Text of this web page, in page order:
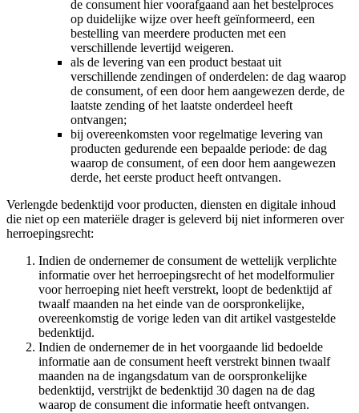
de consument hier voorafgaand aan het bestelproces
op duidelijke wijze over heeft geïnformeerd, een
bestelling van meerdere producten met een
verschillende levertijd weigeren.
als de levering van een product bestaat uit
verschillende zendingen of onderdelen: de dag waarop
de consument, of een door hem aangewezen derde, de
laatste zending of het laatste onderdeel heeft
ontvangen;
bij overeenkomsten voor regelmatige levering van
producten gedurende een bepaalde periode: de dag
waarop de consument, of een door hem aangewezen
derde, het eerste product heeft ontvangen.
Verlengde bedenktijd voor producten, diensten en digitale inhoud
die niet op een materiële drager is geleverd bij niet informeren over
herroepingsrecht:
Indien de ondernemer de consument de wettelijk verplichte
informatie over het herroepingsrecht of het modelformulier
voor herroeping niet heeft verstrekt, loopt de bedenktijd af
twaalf maanden na het einde van de oorspronkelijke,
overeenkomstig de vorige leden van dit artikel vastgestelde
bedenktijd.
Indien de ondernemer de in het voorgaande lid bedoelde
informatie aan de consument heeft verstrekt binnen twaalf
maanden na de ingangsdatum van de oorspronkelijke
bedenktijd, verstrijkt de bedenktijd 30 dagen na de dag
waarop de consument die informatie heeft ontvangen.